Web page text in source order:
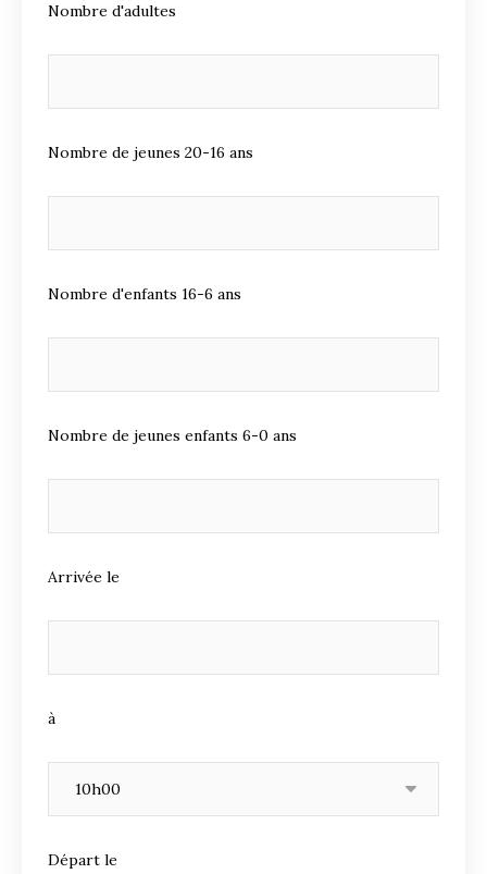
Nombre d'adultes
Nombre de jeunes 20-16 ans
Nombre d'enfants 16-6 ans
Nombre de jeunes enfants 6-0 ans
Arrivée le
à
Départ le